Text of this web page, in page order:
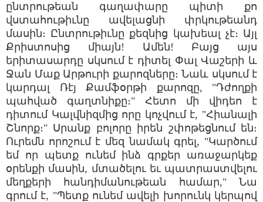
ընտրութեան գաղափարը պիտի քո
վստահութիւնը ավելացնի փրկութեանդ
մասին։ Ընտրութիւնը քեզնից կախեալ չէ։ Այլ
Քրիստոսից միայն! Ամեն! Բայց այս
երիտասարդը սկսում է դիտել Փալ Վաշերի և
Ջան Մաք Արթուրի քարոզները։ Նաև սկսում է
կարդալ Ռէյ Քամֆօրթի քարոզը, "Դժողքի
պահված գաղտնիքը։" Հետո մի վիդեո է
դիտում Կալվնիզմից որը կոչվում է, "Հիանալի
Շնորք։" Սրանք բոլորը իրեն շփոթեցնում են։
Ուրեմն որոշում է մեզ նամակ գրել, "Կարծում
եմ որ պետք ունեմ ինձ գրքեր առաջարկեք
օրենքի մասին, մտածելու եւ պատրաստվելու
մեղքերի հանդիմանութեան համար," Նա
գրում է, "Պետք ունեմ ավելի խորունկ կերպով